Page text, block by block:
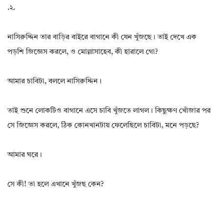
.২.
নাসিরুদ্দিন তার বাড়ির বাইরে বাগানে কী যেন খুঁজছে। তাই দেখে এক
পড়শি জিজ্ঞেস করলে, ও মোল্লাসাহেব, কী হারালে গো?
আমার চাবিটা, বললে নাসিরুদ্দিন।
তাই শুনে লোকটিও বাগানে এসে চাবি খুঁজতে লাগল। কিছুক্ষণ খোঁজার পর
সে জিজ্ঞেস করলে, ঠিক কোনখানটায় ফেলেছিলে চাবিটা, মনে পড়ছে?
আমার ঘরে।
সে কী! তা হলে এখানে খুঁজছ কেন?